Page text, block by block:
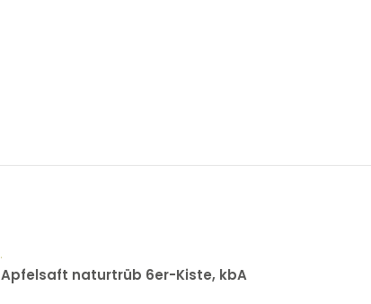
Apfelsaft naturtrüb 6er-Kiste, kbA